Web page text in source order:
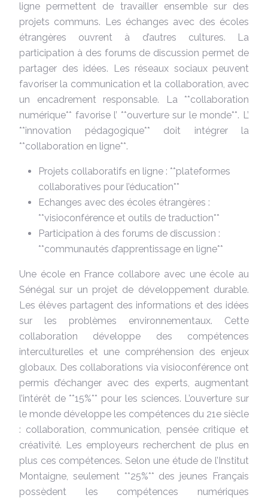
ligne permettent de travailler ensemble sur des
projets communs. Les échanges avec des écoles
étrangères ouvrent à d’autres cultures. La
participation à des forums de discussion permet de
partager des idées. Les réseaux sociaux peuvent
favoriser la communication et la collaboration, avec
un encadrement responsable. La **collaboration
numérique** favorise l’ **ouverture sur le monde**. L’
**innovation pédagogique** doit intégrer la
**collaboration en ligne**.
Projets collaboratifs en ligne : **plateformes
collaboratives pour l’éducation**
Echanges avec des écoles étrangères :
**visioconférence et outils de traduction**
Participation à des forums de discussion :
**communautés d’apprentissage en ligne**
Une école en France collabore avec une école au
Sénégal sur un projet de développement durable.
Les élèves partagent des informations et des idées
sur les problèmes environnementaux. Cette
collaboration développe des compétences
interculturelles et une compréhension des enjeux
globaux. Des collaborations via visioconférence ont
permis d’échanger avec des experts, augmentant
l’intérêt de **15%** pour les sciences. L’ouverture sur
le monde développe les compétences du 21e siècle
: collaboration, communication, pensée critique et
créativité. Les employeurs recherchent de plus en
plus ces compétences. Selon une étude de l’Institut
Montaigne, seulement **25%** des jeunes Français
possèdent les compétences numériques